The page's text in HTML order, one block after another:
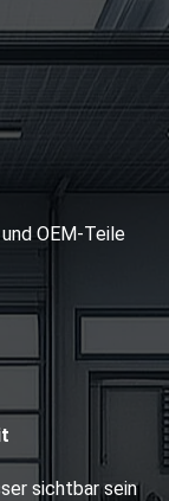
OEM-Teile
sichtbar sein